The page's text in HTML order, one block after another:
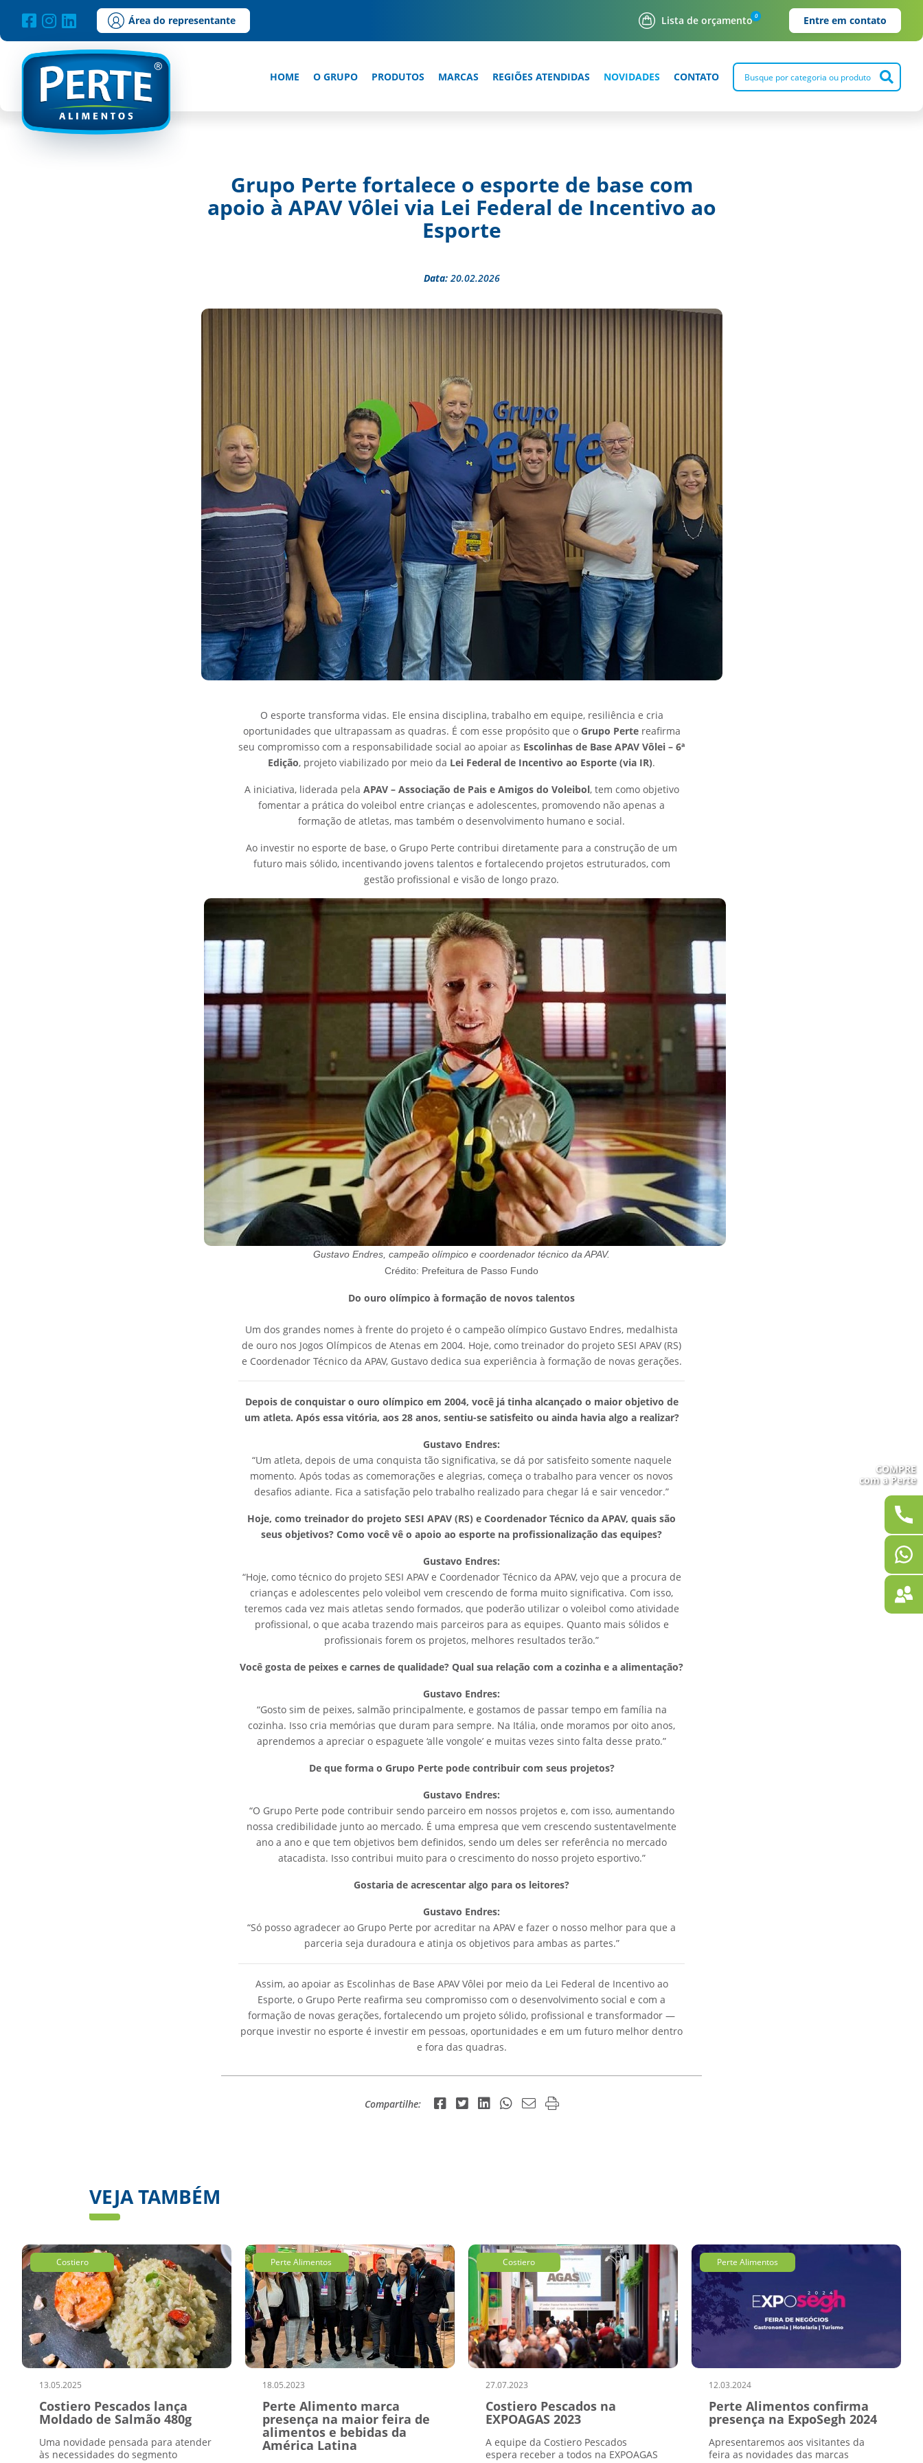
Área do representante Lista de orçamento 0 Entre em contato
HOME O GRUPO PRODUTOS MARCAS REGIÕES ATENDIDAS NOVIDADES CONTATO
Grupo Perte fortalece o esporte de base com
apoio à APAV Vôlei via Lei Federal de Incentivo ao
Esporte
Data:20.02.2026
O esporte transforma vidas. Ele ensina disciplina, trabalho em equipe, resiliência e cria
oportunidades que ultrapassam as quadras. É com esse propósito que o Grupo Pertereafirma
seu compromisso com a responsabilidade social ao apoiar as Escolinhas de Base APAV Vôlei – 6ª
Edição, projeto viabilizado por meio da Lei Federal de Incentivo ao Esporte (via IR).
A iniciativa, liderada pela APAV – Associação de Pais e Amigos do Voleibol, tem como objetivo
fomentar a prática do voleibol entre crianças e adolescentes, promovendo não apenas a
formação de atletas, mas também o desenvolvimento humano e social.
Ao investir no esporte de base, o Grupo Perte contribui diretamente para a construção de um
futuro mais sólido, incentivando jovens talentos e fortalecendo projetos estruturados, com
gestão profissional e visão de longo prazo.
Gustavo Endres, campeão olímpico e coordenador técnico da APAV.
Crédito: Prefeitura de Passo Fundo
Do ouro olímpico à formação de novos talentos
Um dos grandes nomes à frente do projeto é o campeão olímpico Gustavo Endres, medalhista
de ouro nos Jogos Olímpicos de Atenas em 2004. Hoje, como treinador do projeto SESI APAV (RS)
e Coordenador Técnico da APAV, Gustavo dedica sua experiência à formação de novas gerações.
Depois de conquistar o ouro olímpico em 2004, você já tinha alcançado o maior objetivo de
um atleta. Após essa vitória, aos 28 anos, sentiu-se satisfeito ou ainda havia algo a realizar?
Gustavo Endres:
“Um atleta, depois de uma conquista tão significativa, se dá por satisfeito somente naquele
momento. Após todas as comemorações e alegrias, começa o trabalho para vencer os novos
desafios adiante. Fica a satisfação pelo trabalho realizado para chegar lá e sair vencedor.”
Hoje, como treinador do projeto SESI APAV (RS) e Coordenador Técnico da APAV, quais são
seus objetivos? Como você vê o apoio ao esporte na profissionalização das equipes?
Gustavo Endres:
“Hoje, como técnico do projeto SESI APAV e Coordenador Técnico da APAV, vejo que a procura de
crianças e adolescentes pelo voleibol vem crescendo de forma muito significativa. Com isso,
teremos cada vez mais atletas sendo formados, que poderão utilizar o voleibol como atividade
profissional, o que acaba trazendo mais parceiros para as equipes. Quanto mais sólidos e
profissionais forem os projetos, melhores resultados terão.”
Você gosta de peixes e carnes de qualidade? Qual sua relação com a cozinha e a alimentação?
Gustavo Endres:
“Gosto sim de peixes, salmão principalmente, e gostamos de passar tempo em família na
cozinha. Isso cria memórias que duram para sempre. Na Itália, onde moramos por oito anos,
aprendemos a apreciar o espaguete ‘alle vongole’ e muitas vezes sinto falta desse prato.”
De que forma o Grupo Perte pode contribuir com seus projetos?
Gustavo Endres:
“O Grupo Perte pode contribuir sendo parceiro em nossos projetos e, com isso, aumentando
nossa credibilidade junto ao mercado. É uma empresa que vem crescendo sustentavelmente
ano a ano e que tem objetivos bem definidos, sendo um deles ser referência no mercado
atacadista. Isso contribui muito para o crescimento do nosso projeto esportivo.”
Gostaria de acrescentar algo para os leitores?
Gustavo Endres:
“Só posso agradecer ao Grupo Perte por acreditar na APAV e fazer o nosso melhor para que a
parceria seja duradoura e atinja os objetivos para ambas as partes.”
Assim, ao apoiar as Escolinhas de Base APAV Vôlei por meio da Lei Federal de Incentivo ao
Esporte, o Grupo Perte reafirma seu compromisso com o desenvolvimento social e com a
formação de novas gerações, fortalecendo um projeto sólido, profissional e transformador —
porque investir no esporte é investir em pessoas, oportunidades e em um futuro melhor dentro
e fora das quadras.
Compartilhe:
VEJA TAMBÉM
Costiero
13.05.2025
Costiero Pescados lança
Moldado de Salmão 480g
Uma novidade pensada para atender
às necessidades do segmento
Perte Alimentos
18.05.2023
Perte Alimento marca
presença na maior feira de
alimentos e bebidas da
América Latina
Costiero
27.07.2023
Costiero Pescados na
EXPOAGAS 2023
A equipe da Costiero Pescados
espera receber a todos na EXPOAGAS
Perte Alimentos
12.03.2024
Perte Alimentos confirma
presença na ExpoSegh 2024
Apresentaremos aos visitantes da
feira as novidades das marcas
COMPRE
com a Perte